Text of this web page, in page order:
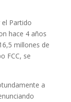
el Partido
hace 4 años
millones de
FCC, se
a